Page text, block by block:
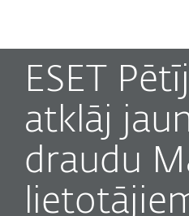
ESET
atklāj
draudu